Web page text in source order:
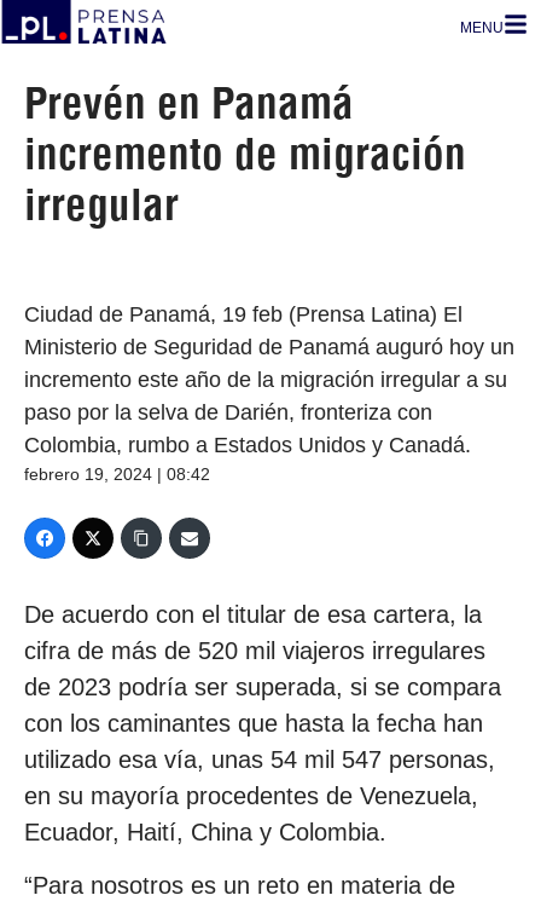
MENU
Prevén en Panamá
incremento de migración
irregular
Ciudad de Panamá, 19 feb (Prensa Latina) El
Ministerio de Seguridad de Panamá auguró hoy un
incremento este año de la migración irregular a su
paso por la selva de Darién, fronteriza con
Colombia, rumbo a Estados Unidos y Canadá.
febrero 19, 2024 | 08:42
De acuerdo con el titular de esa cartera, la
cifra de más de 520 mil viajeros irregulares
de 2023 podría ser superada, si se compara
con los caminantes que hasta la fecha han
utilizado esa vía, unas 54 mil 547 personas,
en su mayoría procedentes de Venezuela,
Ecuador, Haití, China y Colombia.
“Para nosotros es un reto en materia de